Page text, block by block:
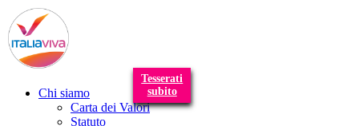
Tesserati
subito
Chi siamo
Carta dei Valori
Statuto